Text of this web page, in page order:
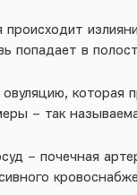
попадает в
– так
– почечная